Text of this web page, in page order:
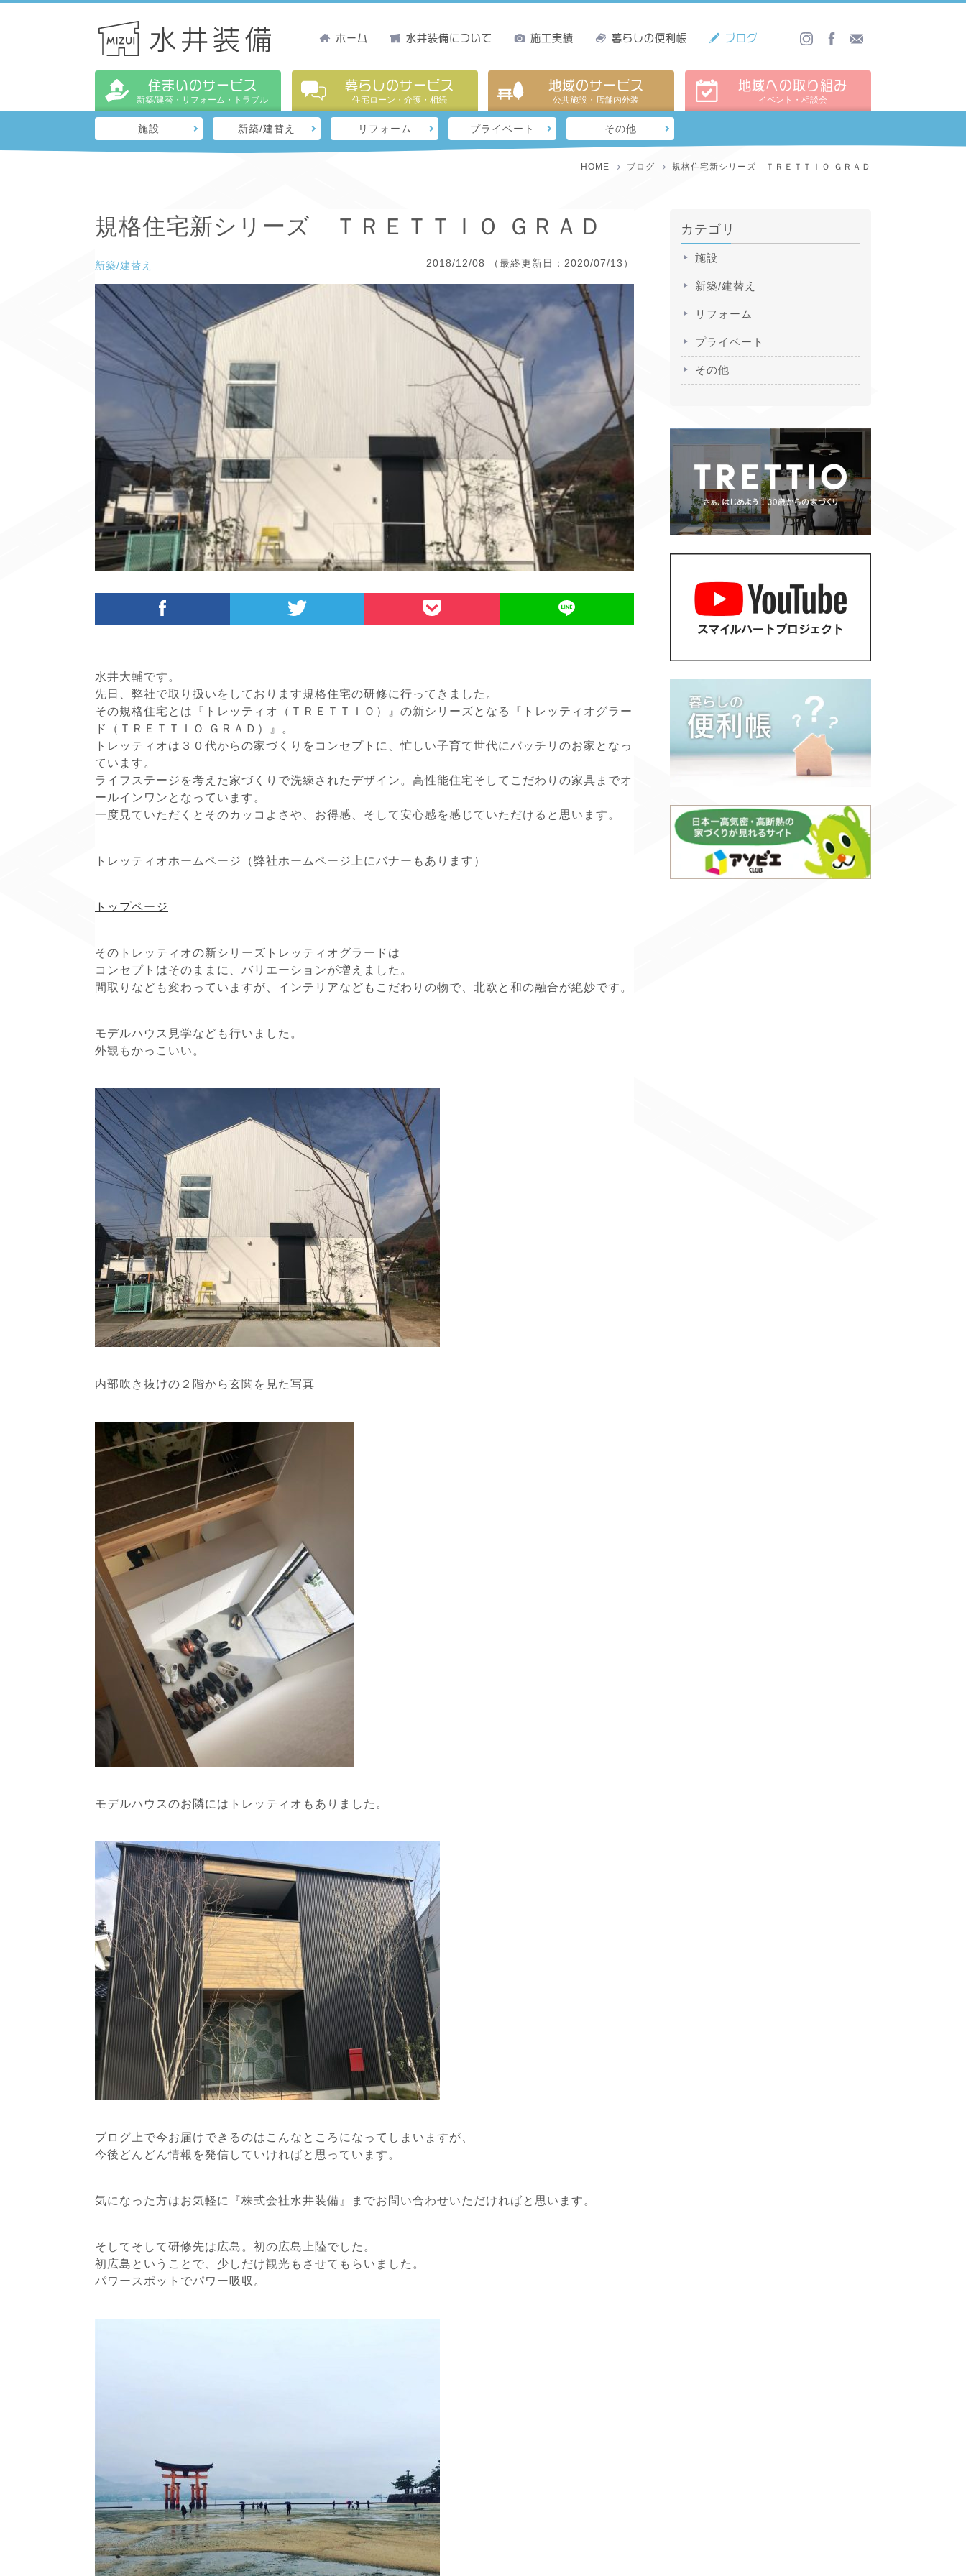
ホーム 水井装備について 施工実績 暮らしの便利帳 ブログ
住まいのサービス
新築/建替・リフォーム・トラブル
暮らしのサービス
住宅ローン・介護・相続
地域のサービス
公共施設・店舗内外装
地域への取り組み
イベント・相談会
施設 新築/建替え リフォーム プライベート その他
HOME ブログ 規格住宅新シリーズ ＴＲＥＴＴＩＯ ＧＲＡＤ
規格住宅新シリーズ ＴＲＥＴＴＩＯ ＧＲＡＤ
新築/建替え 2018/12/08 （最終更新日：2020/07/13）
水井大輔です。
先日、弊社で取り扱いをしております規格住宅の研修に行ってきました。
その規格住宅とは『トレッティオ（ＴＲＥＴＴＩＯ）』の新シリーズとなる『トレッティオグラー
ド（ＴＲＥＴＴＩＯ ＧＲＡＤ）』。
トレッティオは３０代からの家づくりをコンセプトに、忙しい子育て世代にバッチリのお家となっ
ています。
ライフステージを考えた家づくりで洗練されたデザイン。高性能住宅そしてこだわりの家具までオ
ールインワンとなっています。
一度見ていただくとそのカッコよさや、お得感、そして安心感を感じていただけると思います。
トレッティオホームページ（弊社ホームページ上にバナーもあります）
トップページ
そのトレッティオの新シリーズトレッティオグラードは
コンセプトはそのままに、バリエーションが増えました。
間取りなども変わっていますが、インテリアなどもこだわりの物で、北欧と和の融合が絶妙です。
モデルハウス見学なども行いました。
外観もかっこいい。
内部吹き抜けの２階から玄関を見た写真
モデルハウスのお隣にはトレッティオもありました。
ブログ上で今お届けできるのはこんなところになってしまいますが、
今後どんどん情報を発信していければと思っています。
気になった方はお気軽に『株式会社水井装備』までお問い合わせいただければと思います。
そしてそして研修先は広島。初の広島上陸でした。
初広島ということで、少しだけ観光もさせてもらいました。
パワースポットでパワー吸収。
カテゴリ
施設
新築/建替え
リフォーム
プライベート
その他